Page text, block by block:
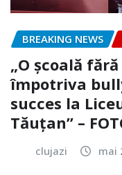
BREAKING NEWS
„O școală
împotriva
succes la
Tăuțan” –
clujazi mai